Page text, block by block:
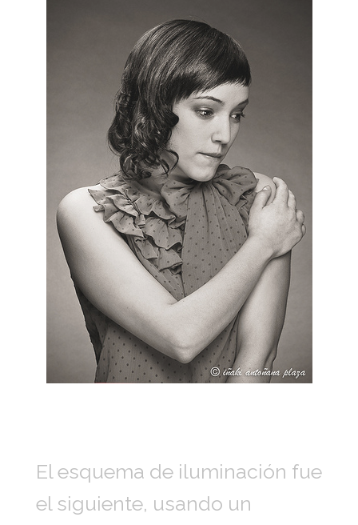
El esquema de iluminación fue
el siguiente, usando un